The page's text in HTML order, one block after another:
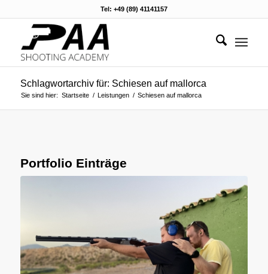
Tel: +49 (89) 41141157
Schlagwortarchiv für: Schiesen auf mallorca
Sie sind hier: Startseite / Leistungen / Schiesen auf mallorca
Portfolio Einträge